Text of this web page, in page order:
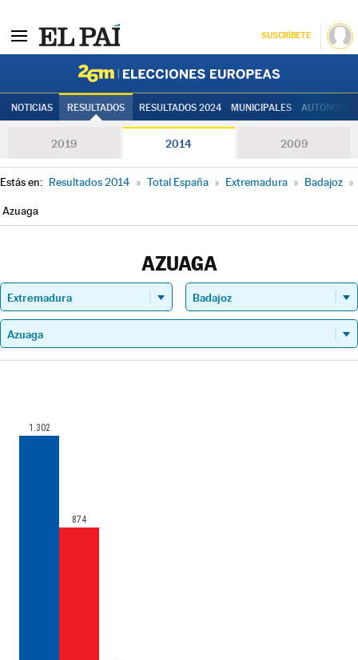
SUSCRÍBETE
NOTICIAS RESULTADOS RESULTADOS 2024 MUNICIPALES
2019 2014 2009
Estás en: Resultados 2014 » Total España » Extremadura » Badajoz »
Azuaga
AZUAGA
1.302
874